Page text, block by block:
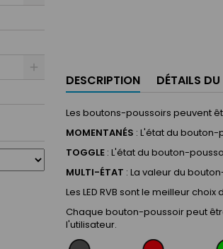
DESCRIPTION DÉTAILS
Les boutons-poussoirs peuvent
MOMENTANÉS : L'état du
TOGGLE : L'état du bouton-
MULTI-ÉTAT : La valeur du
Les LED RVB sont le meilleur
Chaque bouton-poussoir peut
l'utilisateur.